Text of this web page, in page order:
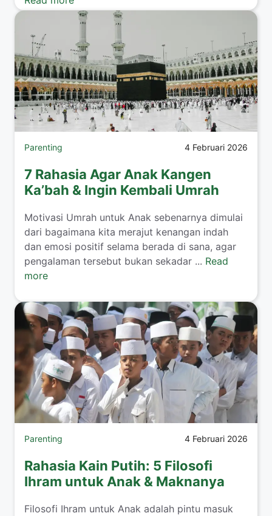
Parenting 4 Februari 2026
7 Rahasia Agar Anak Kangen
Ka’bah & Ingin Kembali Umrah
​Motivasi Umrah untuk Anak sebenarnya dimulai
dari bagaimana kita merajut kenangan indah
dan emosi positif selama berada di sana, agar
pengalaman tersebut bukan sekadar ... Read
more
Parenting 4 Februari 2026
Rahasia Kain Putih: 5 Filosofi
Ihram untuk Anak & Maknanya
​Filosofi Ihram untuk Anak adalah pintu masuk